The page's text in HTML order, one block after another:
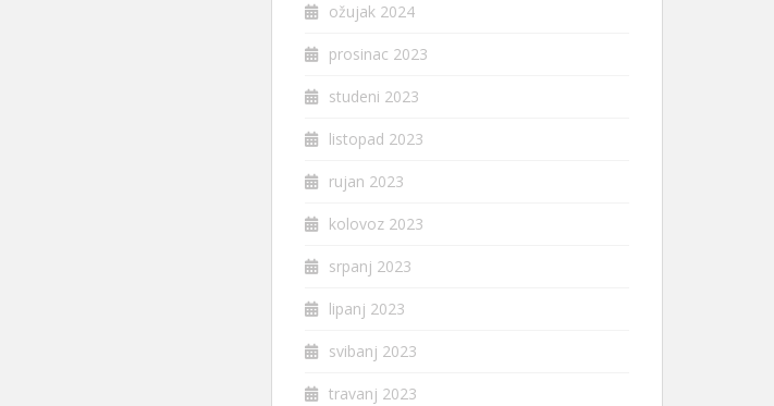
ožujak 2024
prosinac 2023
studeni 2023
listopad 2023
rujan 2023
kolovoz 2023
srpanj 2023
lipanj 2023
svibanj 2023
travanj 2023